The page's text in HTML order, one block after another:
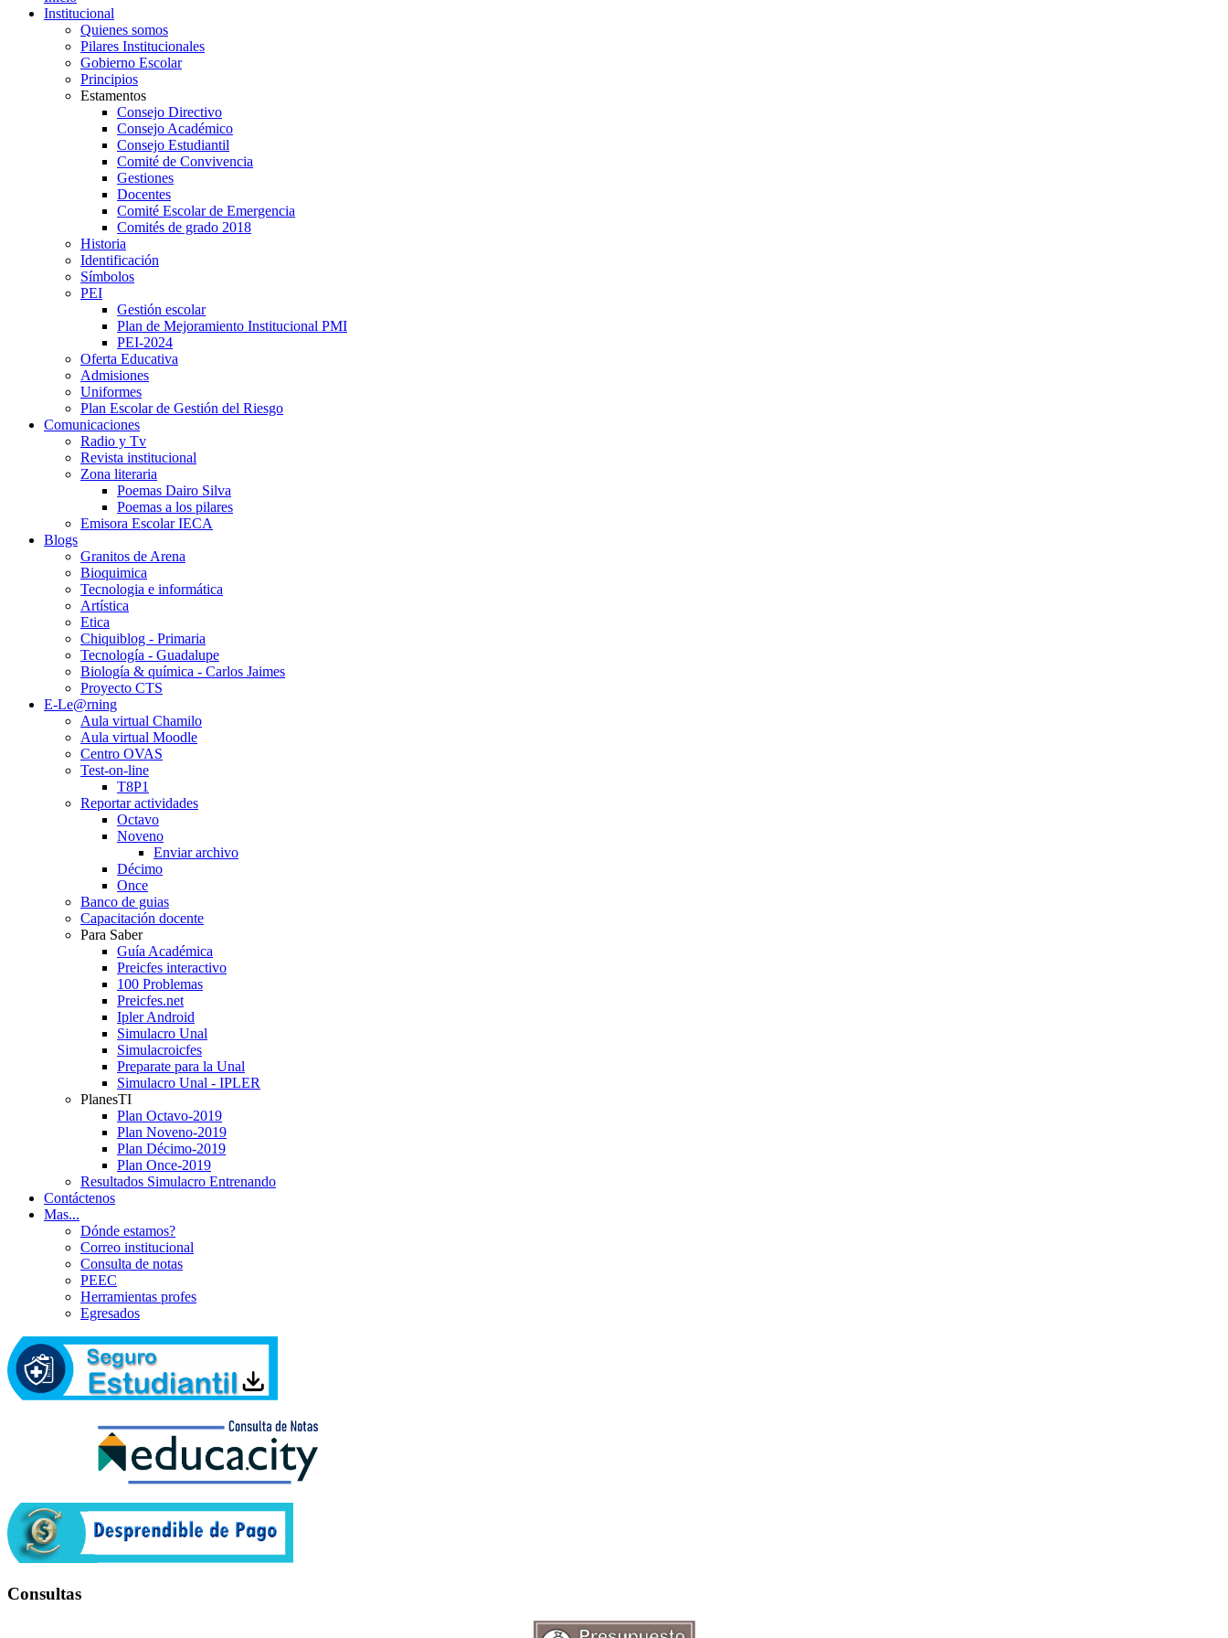
Institucional
Quienes somos
Pilares Institucionales
Gobierno Escolar
Principios
Estamentos
Consejo Directivo
Consejo Académico
Consejo Estudiantil
Comité de Convivencia
Gestiones
Docentes
Comité Escolar de Emergencia
Comités de grado 2018
Historia
Identificación
Símbolos
PEI
Gestión escolar
Plan de Mejoramiento Institucional PMI
PEI-2024
Oferta Educativa
Admisiones
Uniformes
Plan Escolar de Gestión del Riesgo
Comunicaciones
Radio y Tv
Revista institucional
Zona literaria
Poemas Dairo Silva
Poemas a los pilares
Emisora Escolar IECA
Blogs
Granitos de Arena
Bioquimica
Tecnologia e informática
Artística
Etica
Chiquiblog - Primaria
Tecnología - Guadalupe
Biología & química - Carlos Jaimes
Proyecto CTS
E-Le@rning
Aula virtual Chamilo
Aula virtual Moodle
Centro OVAS
Test-on-line
T8P1
Reportar actividades
Octavo
Noveno
Enviar archivo
Décimo
Once
Banco de guias
Capacitación docente
Para Saber
Guía Académica
Preicfes interactivo
100 Problemas
Preicfes.net
Ipler Android
Simulacro Unal
Simulacroicfes
Preparate para la Unal
Simulacro Unal - IPLER
PlanesTI
Plan Octavo-2019
Plan Noveno-2019
Plan Décimo-2019
Plan Once-2019
Resultados Simulacro Entrenando
Contáctenos
Mas...
Dónde estamos?
Correo institucional
Consulta de notas
PEEC
Herramientas profes
Egresados
Consultas